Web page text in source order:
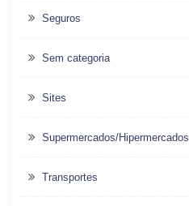
Seguros
Sem categoria
Sites
Supermercados/Hipermercados
Transportes